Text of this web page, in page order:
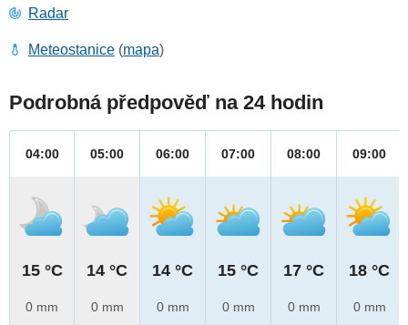
Radar
Meteostanice (mapa)
Podrobná předpověď na 24 hodin
04:00
15 °C
0 mm
05:00
14 °C
0 mm
06:00
14 °C
0 mm
07:00
15 °C
0 mm
08:00
17 °C
0 mm
09:00
18 °C
0 mm